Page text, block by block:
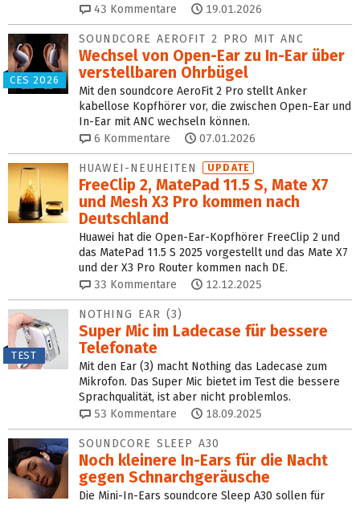
43 Kommentare 19.01.2026
CES 2026
SOUNDCORE AEROFIT 2 PRO MIT ANC
Wechsel von Open-Ear zu In-Ear über
verstellbaren Ohrbügel
Mit den soundcore AeroFit 2 Pro stellt Anker
kabellose Kopfhörer vor, die zwischen Open-Ear und
In-Ear mit ANC wechseln können.
6 Kommentare 07.01.2026
HUAWEI-NEUHEITEN UPDATE
FreeClip 2, MatePad 11.5 S, Mate X7
und Mesh X3 Pro kommen nach
Deutschland
Huawei hat die Open-Ear-Kopfhörer FreeClip 2 und
das MatePad 11.5 S 2025 vorgestellt und das Mate X7
und der X3 Pro Router kommen nach DE.
33 Kommentare 12.12.2025
TEST
NOTHING EAR (3)
Super Mic im Ladecase für bessere
Telefonate
Mit den Ear (3) macht Nothing das Ladecase zum
Mikrofon. Das Super Mic bietet im Test die bessere
Sprachqualität, ist aber nicht problemlos.
53 Kommentare 18.09.2025
SOUNDCORE SLEEP A30
Noch kleinere In-Ears für die Nacht
gegen Schnarch­geräusche
Die Mini-In-Ears soundcore Sleep A30 sollen für